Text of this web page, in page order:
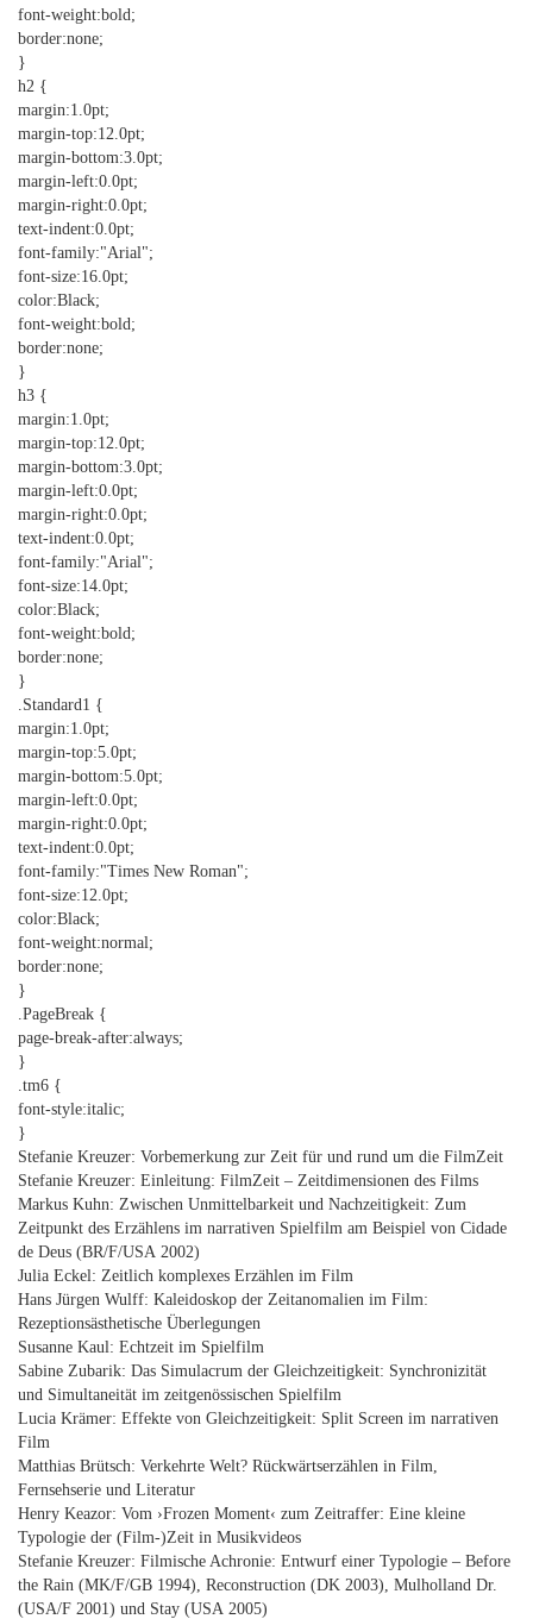
font-weight:bold;
border:none;
}
h2 {
margin:1.0pt;
margin-top:12.0pt;
margin-bottom:3.0pt;
margin-left:0.0pt;
margin-right:0.0pt;
text-indent:0.0pt;
font-family:"Arial";
font-size:16.0pt;
color:Black;
font-weight:bold;
border:none;
}
h3 {
margin:1.0pt;
margin-top:12.0pt;
margin-bottom:3.0pt;
margin-left:0.0pt;
margin-right:0.0pt;
text-indent:0.0pt;
font-family:"Arial";
font-size:14.0pt;
color:Black;
font-weight:bold;
border:none;
}
.Standard1 {
margin:1.0pt;
margin-top:5.0pt;
margin-bottom:5.0pt;
margin-left:0.0pt;
margin-right:0.0pt;
text-indent:0.0pt;
font-family:"Times New Roman";
font-size:12.0pt;
color:Black;
font-weight:normal;
border:none;
}
.PageBreak {
page-break-after:always;
}
.tm6 {
font-style:italic;
}
Stefanie Kreuzer: Vorbemerkung zur Zeit für und rund um die FilmZeit
Stefanie Kreuzer: Einleitung: FilmZeit – Zeitdimensionen des Films
Markus Kuhn: Zwischen Unmittelbarkeit und Nachzeitigkeit: Zum
Zeitpunkt des Erzählens im narrativen Spielfilm am Beispiel von Cidade
de Deus (BR/F/USA 2002)
Julia Eckel: Zeitlich komplexes Erzählen im Film
Hans Jürgen Wulff: Kaleidoskop der Zeitanomalien im Film:
Rezeptionsästhetische Überlegungen
Susanne Kaul: Echtzeit im Spielfilm
Sabine Zubarik: Das Simulacrum der Gleichzeitigkeit: Synchronizität
und Simultaneität im zeitgenössischen Spielfilm
Lucia Krämer: Effekte von Gleichzeitigkeit: Split Screen im narrativen
Film
Matthias Brütsch: Verkehrte Welt? Rückwärtserzählen in Film,
Fernsehserie und Literatur
Henry Keazor: Vom ›Frozen Moment‹ zum Zeitraffer: Eine kleine
Typologie der (Film-)Zeit in Musikvideos
Stefanie Kreuzer: Filmische Achronie: Entwurf einer Typologie – Before
the Rain (MK/F/GB 1994), Reconstruction (DK 2003), Mulholland Dr.
(USA/F 2001) und Stay (USA 2005)